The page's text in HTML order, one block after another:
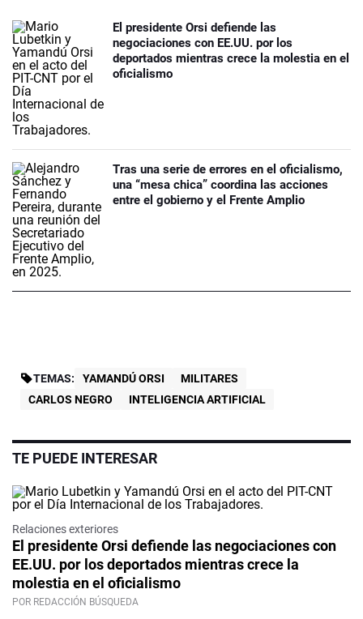
El presidente Orsi defiende las
negociaciones con EE.UU. por los
deportados mientras crece la molestia en el
oficialismo
Tras una serie de errores en el oficialismo,
una “mesa chica” coordina las acciones
entre el gobierno y el Frente Amplio
TEMAS: YAMANDÚ ORSI
MILITARES
CARLOS NEGRO
INTELIGENCIA ARTIFICIAL
TE PUEDE INTERESAR
Relaciones exteriores
El presidente Orsi defiende las negociaciones con
EE.UU. por los deportados mientras crece la
molestia en el oficialismo
POR REDACCIÓN BÚSQUEDA